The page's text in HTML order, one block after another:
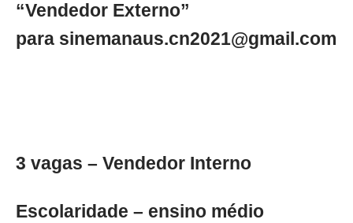
“Vendedor Externo”
para sinemanaus.cn2021@gmail.com
3 vagas – Vendedor Interno
Escolaridade – ensino médio